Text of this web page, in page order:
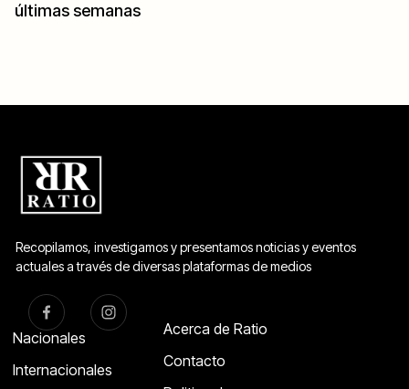
últimas semanas
Recopilamos, investigamos y presentamos noticias y eventos
actuales a través de diversas plataformas de medios
Nacionales
Internacionales
Acerca de Ratio
Contacto